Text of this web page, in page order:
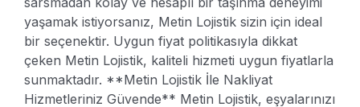
yaşamak istiyorsanız, Metin Lojistik sizin için ideal
bir seçenektir. Uygun fiyat politikasıyla dikkat
çeken Metin Lojistik, kaliteli hizmeti uygun fiyatlarla
sunmaktadır. **Metin Lojistik İle Nakliyat
Hizmetleriniz Güvende** Metin Lojistik, eşyalarınızı